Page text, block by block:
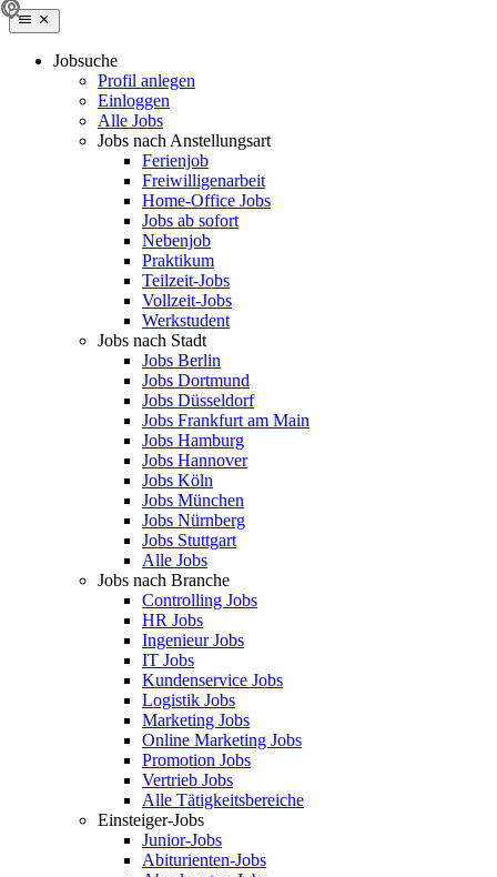
Jobsuche
Profil anlegen
Einloggen
Alle Jobs
Jobs nach Anstellungsart
Ferienjob
Freiwilligenarbeit
Home-Office Jobs
Jobs ab sofort
Nebenjob
Praktikum
Teilzeit-Jobs
Vollzeit-Jobs
Werkstudent
Jobs nach Stadt
Jobs Berlin
Jobs Dortmund
Jobs Düsseldorf
Jobs Frankfurt am Main
Jobs Hamburg
Jobs Hannover
Jobs Köln
Jobs München
Jobs Nürnberg
Jobs Stuttgart
Alle Jobs
Jobs nach Branche
Controlling Jobs
HR Jobs
Ingenieur Jobs
IT Jobs
Kundenservice Jobs
Logistik Jobs
Marketing Jobs
Online Marketing Jobs
Promotion Jobs
Vertrieb Jobs
Alle Tätigkeitsbereiche
Einsteiger-Jobs
Junior-Jobs
Abiturienten-Jobs